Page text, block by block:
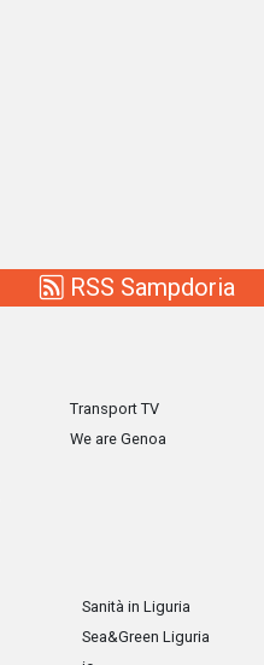
RSS Sampdoria
Transport TV
We are Genoa
Sanità in Liguria
Sea&Green Liguria